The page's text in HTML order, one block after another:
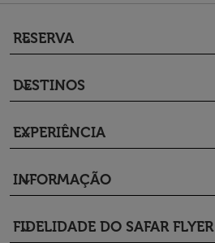
RESERVA
keyboard_arrow_down
DESTINOS
keyboard_arrow_down
EXPERIÊNCIA
keyboard_arrow_down
INFORMAÇÃO
keyboard_arrow_down
FIDELIDADE DO SAFAR FLYER
keyboard_arrow_down